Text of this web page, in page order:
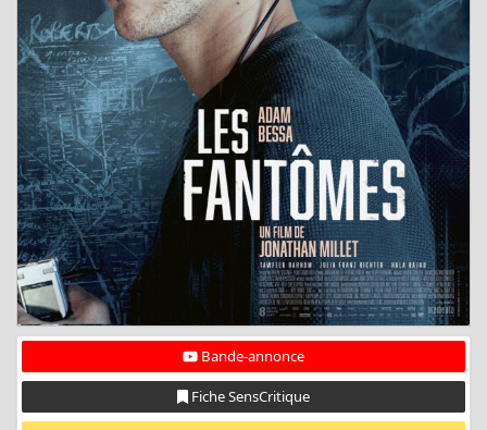
Bande-annonce
Fiche SensCritique